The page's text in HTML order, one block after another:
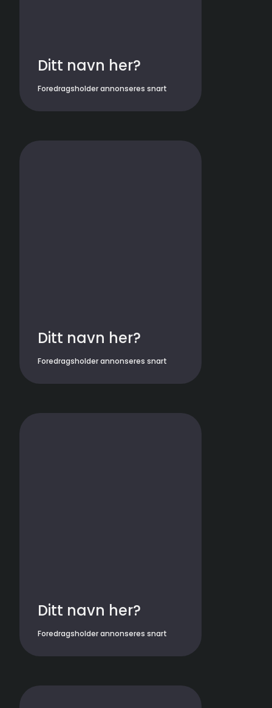
Ditt navn her?
Foredragsholder annonseres snart
Ditt navn her?
Foredragsholder annonseres snart
Ditt navn her?
Foredragsholder annonseres snart